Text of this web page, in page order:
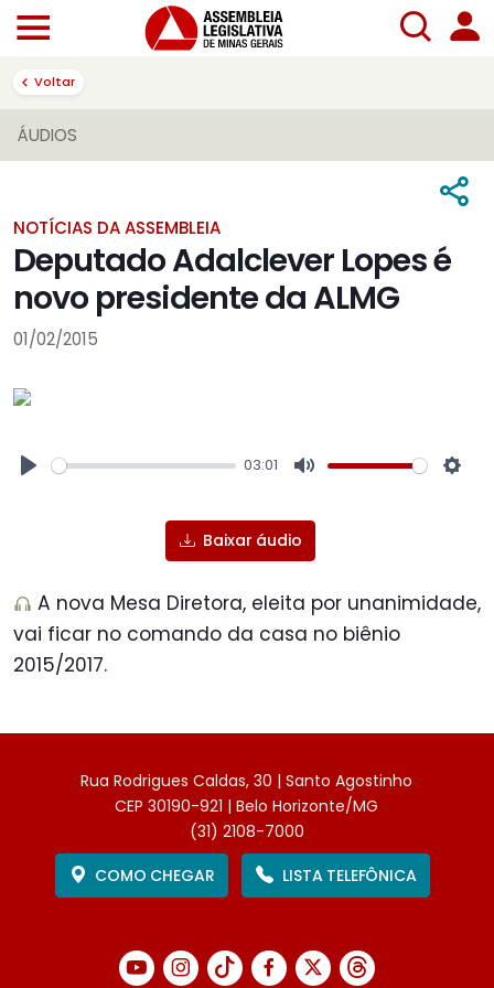
Voltar
ÁUDIOS
NOTÍCIAS DA ASSEMBLEIA
Deputado Adalclever Lopes é
novo presidente da ALMG
01/02/2015
03:01
Baixar áudio
A nova Mesa Diretora, eleita por unanimidade,
vai ficar no comando da casa no biênio
2015/2017.
Rua Rodrigues Caldas, 30 | Santo Agostinho
CEP 30190-921 | Belo Horizonte/MG
(31) 2108-7000
COMO CHEGAR
LISTA TELEFÔNICA